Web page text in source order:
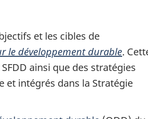
et les cibles de
le développement durable.
ainsi que des stratégies
et intégrés dans la Stratégie